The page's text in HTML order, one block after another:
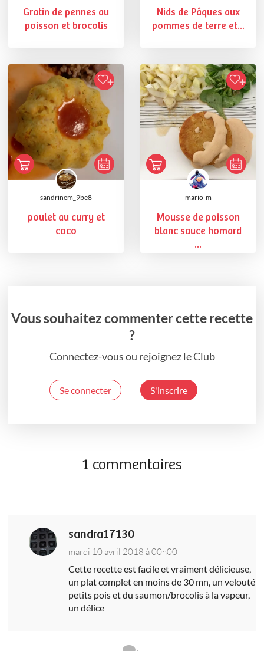
Gratin de pennes au
poisson et brocolis
Nids de Pâques aux
pommes de terre et...
sandrinem_9be8
poulet au curry et
coco
mario-m
Mousse de poisson
blanc sauce homard
...
Vous souhaitez commenter cette recette
?
Connectez-vous ou rejoignez le Club
Se connecter S'inscrire
1 commentaires
sandra17130
mardi 10 avril 2018 à 00h00
Cette recette est facile et vraiment délicieuse,
un plat complet en moins de 30 mn, un velouté
petits pois et du saumon/brocolis à la vapeur,
un délice